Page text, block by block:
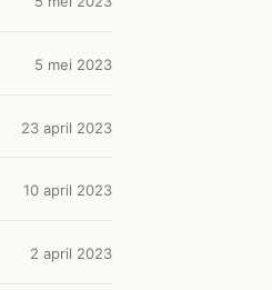
5 mei 2023
23 april 2023
10 april 2023
2 april 2023